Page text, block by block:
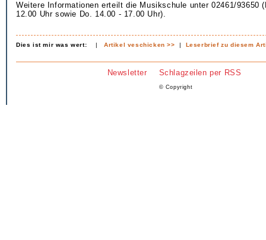
Weitere Informationen erteilt die Musikschule unter 02461/93650
12.00 Uhr sowie Do. 14.00 - 17.00 Uhr).
Dies ist mir was wert: |Artikel veschicken >> | Leserbrief zu diesem
Newsletter Schlagzeilen per RSS
© Copyright